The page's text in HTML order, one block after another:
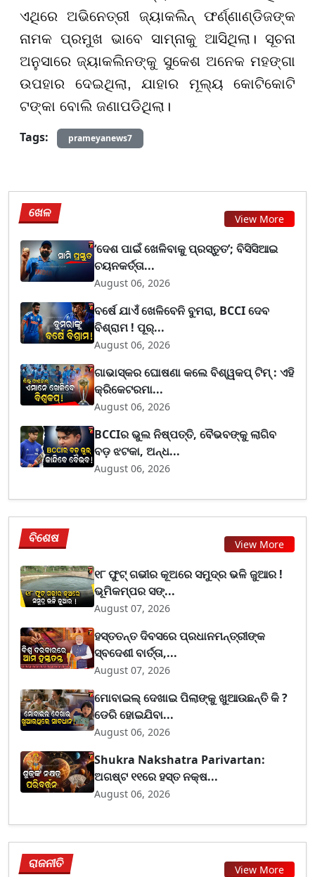
ଏଥିରେ ଅଭିନେତ୍ରୀ ଜ୍ୟାକଲିନ୍ ଫର୍ଣ୍ଣାଣ୍ଡିଜଙ୍କ
ନାମକ ପ୍ରମୁଖ ଭାବେ ସାମ୍ନାକୁ ଆସିଥିଲା। ସୂଚନା
ଅନୁସାରେ ଜ୍ୟାକଲିନଙ୍କୁ ସୁକେଶ ଅନେକ ମହଙ୍ଗା
ଉପହାର ଦେଇଥିଲା, ଯାହାର ମୂଲ୍ୟ କୋଟିକୋଟି
ଟଙ୍କା ବୋଲି ଜଣାପଡିଥିଲା।
Tags:
prameyanews7
ଖେଳ View More
‘ଦେଶ ପାଇଁ ଖେଳିବାକୁ ପ୍ରସ୍ତୁତ’; ବିସିସିଆଇ
ଚୟନକର୍ତ୍ତା...
August 06, 2026
ବର୍ଷେ ଯାଏଁ ଖେଳିବେନି ବୁମରା, BCCI ଦେବ
ବିଶ୍ରାମ ! ପୂର୍...
August 06, 2026
ଗାଭାସ୍କର ଘୋଷଣା କଲେ ବିଶ୍ୱକପ୍ ଟିମ୍ : ଏହି
କ୍ରିକେଟରମା...
August 06, 2026
BCCIର ଭୁଲ ନିଷ୍ପତ୍ତି, ବୈଭବଙ୍କୁ ଲାଗିବ
ବଡ଼ ଝଟକା, ଅନ୍ଧ...
August 06, 2026
ବିଶେଷ View More
୧୮ ଫୁଟ୍ ଗଭୀର କୂଅରେ ସମୁଦ୍ର ଭଳି ଜୁଆର !
ଭୂମିକମ୍ପର ସଙ୍...
August 07, 2026
ହସ୍ତତନ୍ତ ଦିବସରେ ପ୍ରଧାନମନ୍ତ୍ରୀଙ୍କ
ସ୍ବଦେଶୀ ବାର୍ତ୍ତା,...
August 07, 2026
ମୋବାଇଲ୍ ଦେଖାଇ ପିଲାଙ୍କୁ ଖୁଆଉଛନ୍ତି କି ?
ଡେରି ହୋଇଯିବା...
August 06, 2026
Shukra Nakshatra Parivartan:
ଅଗଷ୍ଟ ୧୧ରେ ହସ୍ତ ନକ୍ଷ...
August 06, 2026
ରାଜନୀତି View More